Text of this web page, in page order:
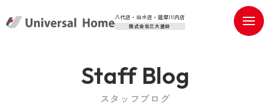
八代店・出水店・薩摩川内店
株式会社三大建設
Staff Blog
スタッフブログ